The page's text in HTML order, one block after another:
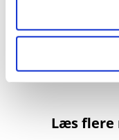
de 45 kunder
for fjernvarme.
underskrevet
Læs flere